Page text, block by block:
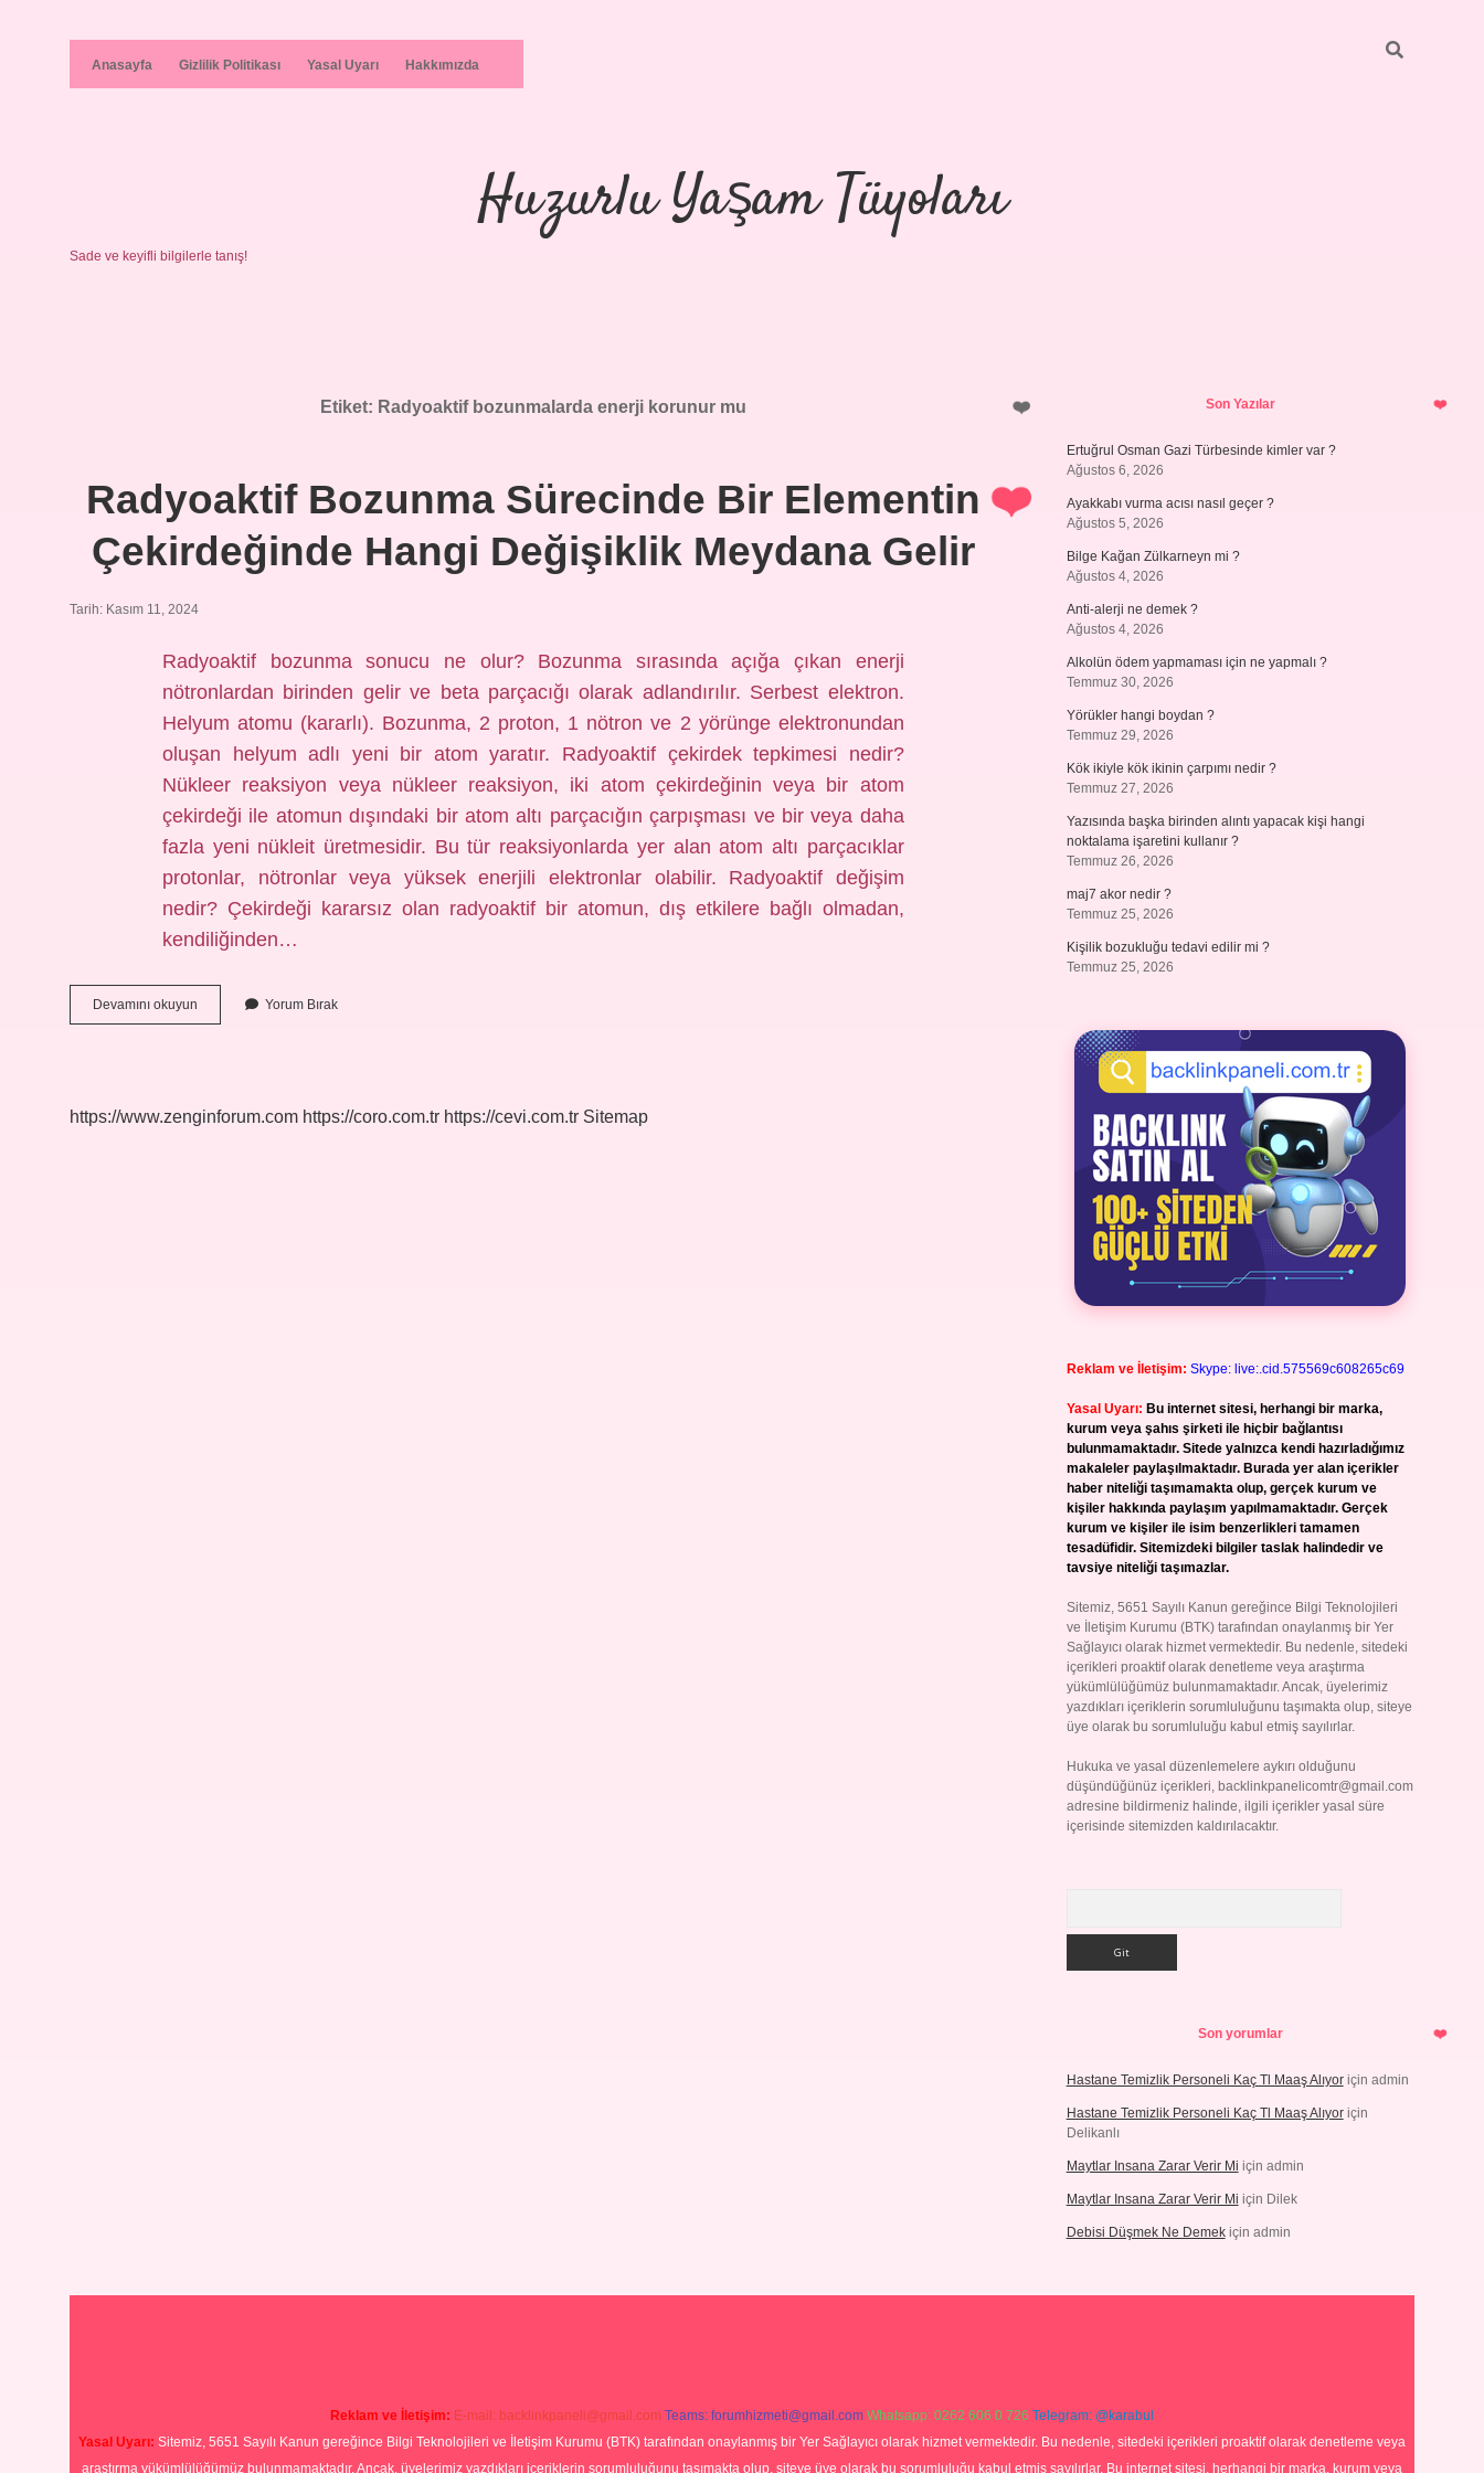
Anasayfa Gizlilik Politikası Yasal Uyarı Hakkımızda
Huzurlu Yaşam Tüyoları
Sade ve keyifli bilgilerle tanış!
Etiket: Radyoaktif bozunmalarda enerji korunur mu
Radyoaktif Bozunma Sürecinde Bir Elementin
Çekirdeğinde Hangi Değişiklik Meydana Gelir
Tarih: Kasım 11, 2024
Radyoaktif bozunma sonucu ne olur? Bozunma sırasında açığa çıkan enerji
nötronlardan birinden gelir ve beta parçacığı olarak adlandırılır. Serbest elektron.
Helyum atomu (kararlı). Bozunma, 2 proton, 1 nötron ve 2 yörünge elektronundan
oluşan helyum adlı yeni bir atom yaratır. Radyoaktif çekirdek tepkimesi nedir?
Nükleer reaksiyon veya nükleer reaksiyon, iki atom çekirdeğinin veya bir atom
çekirdeği ile atomun dışındaki bir atom altı parçacığın çarpışması ve bir veya daha
fazla yeni nükleit üretmesidir. Bu tür reaksiyonlarda yer alan atom altı parçacıklar
protonlar, nötronlar veya yüksek enerjili elektronlar olabilir. Radyoaktif değişim
nedir? Çekirdeği kararsız olan radyoaktif bir atomun, dış etkilere bağlı olmadan,
kendiliğinden…
Devamını okuyun Radyoaktif
Bozunma
Hangi
Yorum Bırak
https://www.zenginforum.com https://coro.com.tr https://cevi.com.tr Sitemap
SidebarSon Yazılar
Ertuğrul Osman Gazi Türbesinde kimler var ?
Ağustos 6, 2026
Ayakkabı vurma acısı nasıl geçer ?
Ağustos 5, 2026
Bilge Kağan Zülkarneyn mi ?
Ağustos 4, 2026
Anti-alerji ne demek ?
Ağustos 4, 2026
Alkolün ödem yapmaması için ne yapmalı ?
Temmuz 30, 2026
Yörükler hangi boydan ?
Temmuz 29, 2026
Kök ikiyle kök ikinin çarpımı nedir ?
Temmuz 27, 2026
Yazısında başka birinden alıntı yapacak kişi hangi
noktalama işaretini kullanır ?
Temmuz 26, 2026
maj7 akor nedir ?
Temmuz 25, 2026
Kişilik bozukluğu tedavi edilir mi ?
Temmuz 25, 2026
Reklam ve İletişim: Skype: live:.cid.575569c608265c69
Yasal Uyarı: Bu internet sitesi, herhangi bir marka,
kurum veya şahıs şirketi ile hiçbir bağlantısı
bulunmamaktadır. Sitede yalnızca kendi hazırladığımız
makaleler paylaşılmaktadır. Burada yer alan içerikler
haber niteliği taşımamakta olup, gerçek kurum ve
kişiler hakkında paylaşım yapılmamaktadır. Gerçek
kurum ve kişiler ile isim benzerlikleri tamamen
tesadüfidir. Sitemizdeki bilgiler taslak halindedir ve
tavsiye niteliği taşımazlar.
Sitemiz, 5651 Sayılı Kanun gereğince Bilgi Teknolojileri
ve İletişim Kurumu (BTK) tarafından onaylanmış bir Yer
Sağlayıcı olarak hizmet vermektedir. Bu nedenle, sitedeki
içerikleri proaktif olarak denetleme veya araştırma
yükümlülüğümüz bulunmamaktadır. Ancak, üyelerimiz
yazdıkları içeriklerin sorumluluğunu taşımakta olup, siteye
üye olarak bu sorumluluğu kabul etmiş sayılırlar.
Hukuka ve yasal düzenlemelere aykırı olduğunu
düşündüğünüz içerikleri, backlinkpanelicomtr@gmail.com
adresine bildirmeniz halinde, ilgili içerikler yasal süre
içerisinde sitemizden kaldırılacaktır.
Son yorumlar
Hastane Temizlik Personeli Kaç Tl Maaş Alıyoriçin admin
Hastane Temizlik Personeli Kaç Tl Maaş Alıyoriçin
Delikanlı
Maytlar Insana Zarar Verir Mi için admin
Maytlar Insana Zarar Verir Mi için Dilek
Debisi Düşmek Ne Demekiçin admin
Reklam ve İletişim: E-mail: backlinkpaneli@gmail.com Teams: forumhizmeti@gmail.com Whatsapp: 0262 606 0 726 Telegram: @karabul
Yasal Uyarı: Sitemiz, 5651 Sayılı Kanun gereğince Bilgi Teknolojileri ve İletişim Kurumu (BTK) tarafından onaylanmış bir Yer Sağlayıcı olarak hizmet vermektedir. Bu nedenle, sitedeki içerikleri proaktif olarak denetleme veya
araştırma yükümlülüğümüz bulunmamaktadır. Ancak, üyelerimiz yazdıkları içeriklerin sorumluluğunu taşımakta olup, siteye üye olarak bu sorumluluğu kabul etmiş sayılırlar. Bu internet sitesi, herhangi bir marka, kurum veya